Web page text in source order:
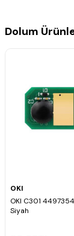
Dolum
OKI
OKI C301
Siyah